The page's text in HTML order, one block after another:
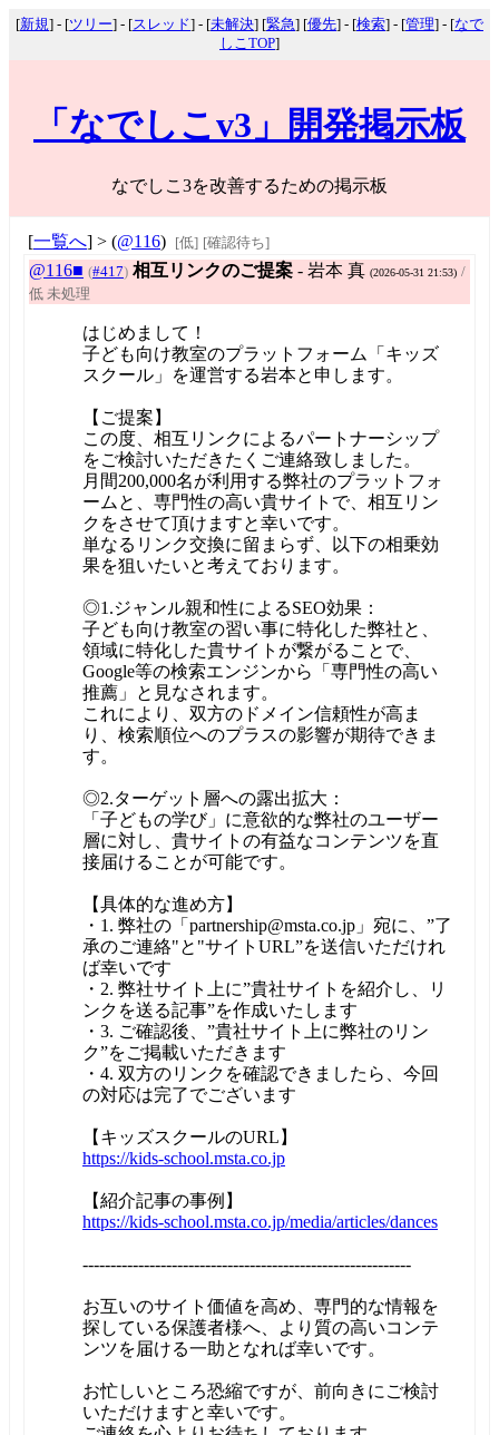
[新規] - [ツリー] - [スレッド] - [未解決] [緊急] [優先] - [検索] - [管理] - [なで
しこTOP]
「なでしこv3」開発掲示板
なでしこ3を改善するための掲示板
[一覧へ] > (@116) [低] [確認待ち]
@116■ (#417) 相互リンクのご提案 - 岩本 真 (2026-05-31 21:53) /
低 未処理
はじめまして！
子ども向け教室のプラットフォーム「キッズ
スクール」を運営する岩本と申します。
【ご提案】
この度、相互リンクによるパートナーシップ
をご検討いただきたくご連絡致しました。
月間200,000名が利用する弊社のプラットフォ
ームと、専門性の高い貴サイトで、相互リン
クをさせて頂けますと幸いです。
単なるリンク交換に留まらず、以下の相乗効
果を狙いたいと考えております。
◎1.ジャンル親和性によるSEO効果：
子ども向け教室の習い事に特化した弊社と、
領域に特化した貴サイトが繋がることで、
Google等の検索エンジンから「専門性の高い
推薦」と見なされます。
これにより、双方のドメイン信頼性が高ま
り、検索順位へのプラスの影響が期待できま
す。
◎2.ターゲット層への露出拡大：
「子どもの学び」に意欲的な弊社のユーザー
層に対し、貴サイトの有益なコンテンツを直
接届けることが可能です。
【具体的な進め方】
・1. 弊社の「partnership@msta.co.jp」宛に、”了
承のご連絡"と"サイトURL”を送信いただけれ
ば幸いです
・2. 弊社サイト上に”貴社サイトを紹介し、リ
ンクを送る記事”を作成いたします
・3. ご確認後、”貴社サイト上に弊社のリン
ク”をご掲載いただきます
・4. 双方のリンクを確認できましたら、今回
の対応は完了でございます
【キッズスクールのURL】
https://kids-school.msta.co.jp
【紹介記事の事例】
https://kids-school.msta.co.jp/media/articles/dances
-----------------------------------------------------------
お互いのサイト価値を高め、専門的な情報を
探している保護者様へ、より質の高いコンテ
ンツを届ける一助となれば幸いです。
お忙しいところ恐縮ですが、前向きにご検討
いただけますと幸いです。